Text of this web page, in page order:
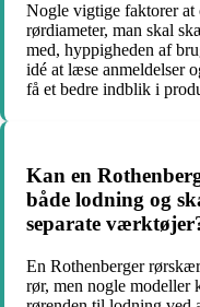
Nogle vigtige faktorer at
rørdiameter, man skal
med, hyppigheden af
idé at læse anmeldelser
få et bedre indblik i
Kan en
både lodning og
separate
En Rothenberger
rør, men nogle modeller